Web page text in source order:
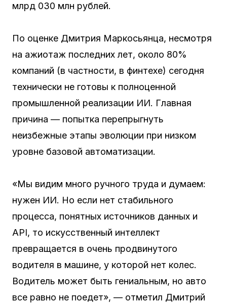
млрд 030 млн рублей.
По оценке Дмитрия Маркосьянца, несмотря
на ажиотаж последних лет, около 80%
компаний (в частности, в финтехе) сегодня
технически не готовы к полноценной
промышленной реализации ИИ. Главная
причина — попытка перепрыгнуть
неизбежные этапы эволюции при низком
уровне базовой автоматизации.
«Мы видим много ручного труда и думаем:
нужен ИИ. Но если нет стабильного
процесса, понятных источников данных и
API, то искусственный интеллект
превращается в очень продвинутого
водителя в машине, у которой нет колес.
Водитель может быть гениальным, но авто
все равно не поедет», — отметил Дмитрий